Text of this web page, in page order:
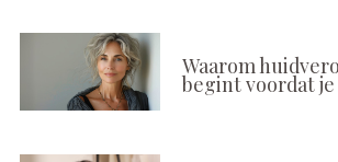
Waarom
begint voordat